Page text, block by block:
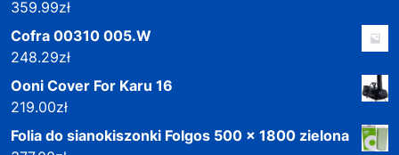
359.99zł
Cofra 00310 005.W
248.29zł
Ooni Cover For Karu 16
219.00zł
Folia do sianokiszonki Folgos 500 x 1800 zielona